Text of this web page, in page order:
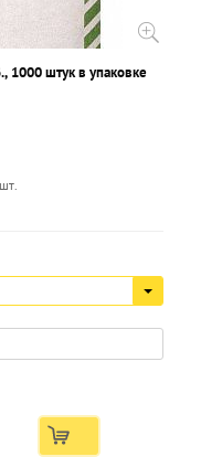
1000 штук в упаковке